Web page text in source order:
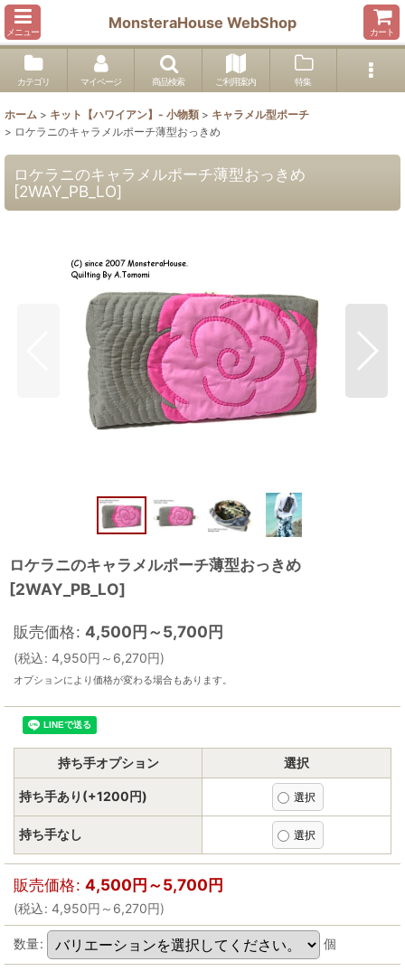
メニュー
MonsteraHouse WebShop
カート
カテゴリ マイページ 商品検索 ご利用案内 特集
ホーム > キット【ハワイアン】- 小物類 > キャラメル型ポーチ
> ロケラニのキャラメルポーチ薄型おっきめ
ロケラニのキャラメルポーチ薄型おっきめ
[2WAY_PB_LO]
ロケラニのキャラメルポーチ薄型おっきめ
[2WAY_PB_LO]
販売価格: 4,500円～5,700円
(税込: 4,950円 ～6,270円)
オプションにより価格が変わる場合もあります。
持ち手オプション 選択
持ち手あり(+1200円)
持ち手なし
販売価格: 4,500円～5,700円
(税込: 4,950円 ～6,270円)
数量: 個